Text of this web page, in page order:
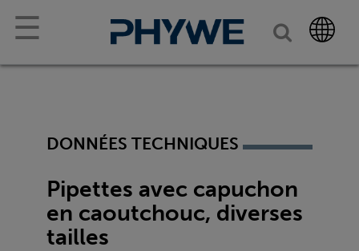
☰
DONNÉES TECHNIQUES
Pipettes avec capuchon
en caoutchouc, diverses
tailles